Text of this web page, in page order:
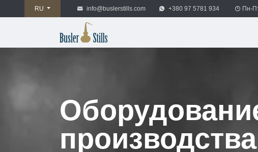
RU info@buslerstills.com +380 97 5781 934 Пн-